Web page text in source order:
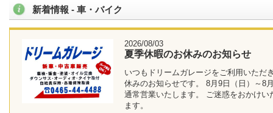
新着情報 - 車・バイク
2026/08/03
夏季休暇のお休みのお知らせ
いつもドリームガレージをご利用いただ
休みのお知らせです。 8月9日（日）～8
通常営業いたします。 ご迷惑をおかけ
ます。